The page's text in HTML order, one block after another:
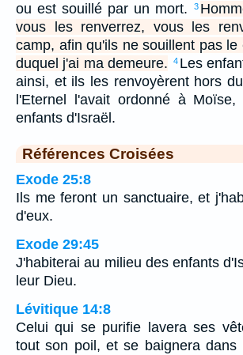
ou est souillé par un mort.
3
vous les renverrez, vous les
camp, afin qu'ils ne souillent pas le
duquel j'ai ma demeure.
4 Les
ainsi, et ils les renvoyèrent hors
l'Eternel l'avait ordonné à
enfants d'Israël.
Références Croisées
Exode 25:8
Ils me feront un sanctuaire, et
d'eux.
Exode 29:45
J'habiterai au milieu des enfants
leur Dieu.
Lévitique 14:8
Celui qui se purifie lavera ses
tout son poil, et se baignera dans